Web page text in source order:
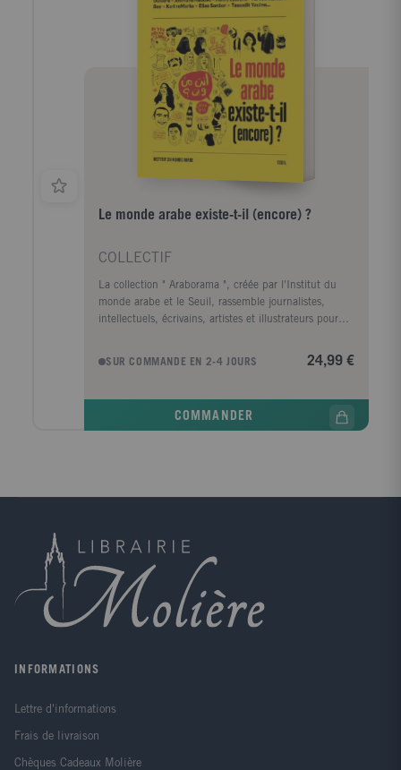
consciences.
Le monde arabe existe-t-il (encore) ?
COLLECTIF
La collection " Araborama ", créée par l'Institut du
monde arabe et le Seuil, rassemble journalistes,
intellectuels, écrivains, artistes et illustrateurs pour
histoire. "D'où vient que le mot "arabe" sonne désuet
ou étrangement déplacé ? Peut-on (encore) dire de
d'usages essentialistes et, bien sûr, racistes. Arabe,
l'approprier. Quant au monde arabe, notre conscience
- bienvenue - de la complexité des espaces et de
leurs histoires différenciées nous enjoint à le mettre
au pluriel. Aujourd'hui, il y a des mondes arabes, que
l'on peut séparer et caractériser, et que parfois tout
sépare. Mais le monde arabe, au singulier, ne serait
au travers d'écritures et de formes variées. Le tableau
suite". Extraits de l'introduction de Leyla Dakhli.
SUR COMMANDE EN 2-4 JOURS 24,99 €
COMMANDER
INFORMATIONS
Lettre d'informations
Frais de livraison
Chèques Cadeaux Molière